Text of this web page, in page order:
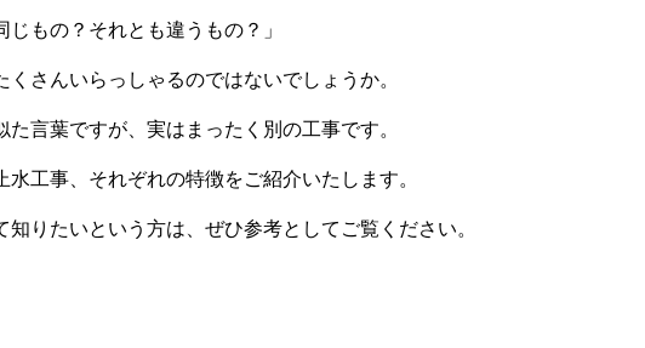
じもの？それとも違うもの？」
さんいらっしゃるのではないでしょうか。
言葉ですが、実はまったく別の工事です。
工事、それぞれの特徴をご紹介いたします。
りたいという方は、ぜひ参考としてご覧ください。